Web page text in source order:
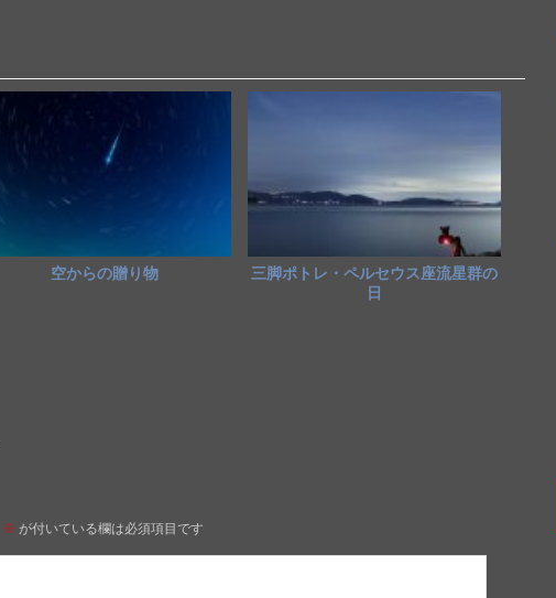
空からの贈り物
三脚ポトレ・ペルセウス座流星群の
日
※ が付いている欄は必須項目です